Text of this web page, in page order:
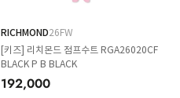
RICHMOND26FW
[키즈] 리치몬드 점프수트 RGA26020CF
BLACK P B BLACK
192,000